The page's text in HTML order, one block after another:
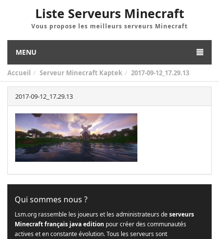
Liste Serveurs Minecraft
Vous propose les meilleurs serveurs Minecraft
MENU
Accueil Serveur Minecraft Kaptek 2017-09-12_17.29.13
2017-09-12_17.29.13
Qui sommes nous ?
Lsm.org rassemble les joueurs et les administrateurs deserveurs
Minecraft français java edition pour créer des communautés
actives et en constante évolution. Tous les serveurs sont